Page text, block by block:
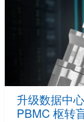
升级数据中
PBMC 枢转